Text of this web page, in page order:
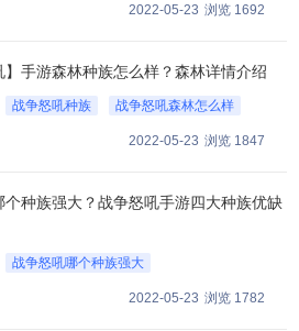
浏览 1692
2022-05-23
】手游森林种族怎么样？森林详情介绍
战争怒吼种族 战争怒吼森林怎么样
浏览 1847
2022-05-23
个种族强大？战争怒吼手游四大种族优缺
战争怒吼哪个种族强大
浏览 1782
2022-05-23